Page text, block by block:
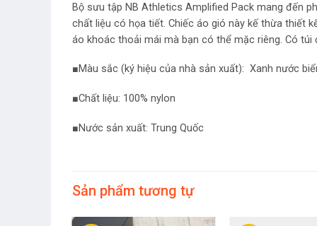
Bộ sưu tập NB Athletics Amplified Pack mang đến
chất liệu có họa tiết. Chiếc áo gió này kế thừa thiết
áo khoác thoải mái mà bạn có thể mặc riêng. Có túi
■Màu sắc (ký hiệu của nhà sản xuất): Xanh nước
■Chất liệu: 100% nylon
■Nước sản xuất: Trung Quốc
Sản phẩm tương tự